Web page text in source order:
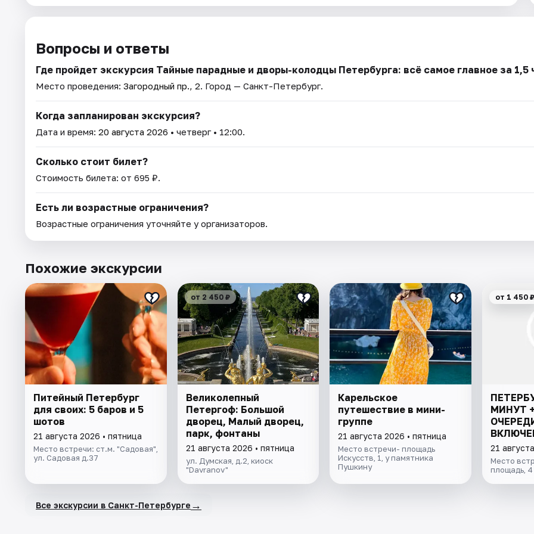
Вопросы и ответы
Где пройдет экскурсия Тайные парадные и дворы-колодцы Петербурга: всё самое главное за 1,5
Место проведения: Загородный пр., 2. Город — Санкт-Петербург.
Когда запланирован экскурсия?
Дата и время: 20 августа 2026 • четверг • 12:00.
Сколько стоит билет?
Стоимость билета: от 695 ₽.
Есть ли возрастные ограничения?
Возрастные ограничения уточняйте у организаторов.
Похожие экскурсии
Питейный Петербург
для своих: 5 баров и 5
шотов
21 августа 2026 • пятница
Место встречи: ст.м. "Садовая",
ул. Садовая д.37
от 2 450 ₽
Великолепный
Петергоф: Большой
дворец, Малый дворец,
парк, фонтаны
21 августа 2026 • пятница
ул. Думская, д.2, киоск
"Davranov"
Карельское
путешествие в мини-
группе
21 августа 2026 • пятница
Место встречи- площадь
Искусств, 1, у памятника
Пушкину
от 1 450 ₽
МИНУТ
21
Место
площадь, 4
Все экскурсии в Санкт-Петербурге →